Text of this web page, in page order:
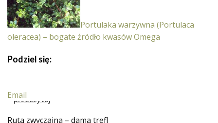
Portulaka warzywna (Portulaca
oleracea) – bogate źródło kwasów Omega
Podziel się:
Email
Ruta zwyczajna – dama trefl